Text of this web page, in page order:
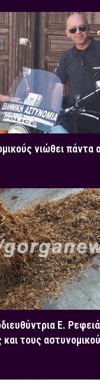
νιώθει πάντα
Ε.
τους